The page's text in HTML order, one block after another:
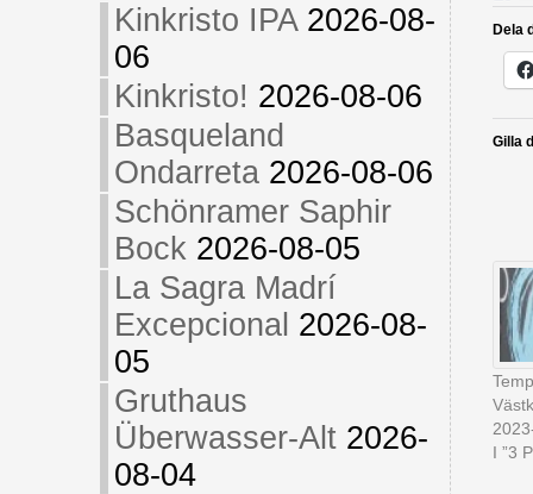
Kinkristo IPA 2026-08-
06
Kinkristo! 2026-08-06
Basqueland
Ondarreta 2026-08-06
Schönramer Saphir
Bock 2026-08-05
La Sagra Madrí
Excepcional 2026-08-
05
Gruthaus
Überwasser-Alt 2026-
08-04
Dela
Gilla
I ”3